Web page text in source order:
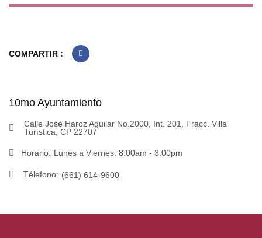
COMPARTIR :
10mo Ayuntamiento
Calle José Haroz Aguilar No.2000, Int. 201, Fracc. Villa
Turística, CP 22707
Horario: Lunes a Viernes: 8:00am - 3:00pm
Télefono: (661) 614-9600